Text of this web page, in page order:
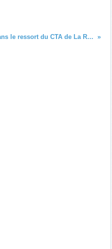
Appel aux candidatures FM dans le ressort du CTA de La Réunion et Mayotte (04/2019) : Liste des candidats sélectionnés !